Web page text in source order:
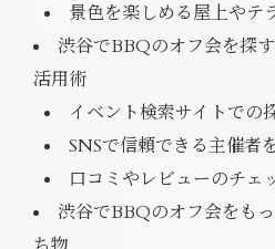
景色を楽しめる屋上やテ
渋谷でBBQのオフ会を探
活用術
イベント検索サイトでの
SNSで信頼できる主催者
口コミやレビューのチェ
渋谷でBBQのオフ会をも